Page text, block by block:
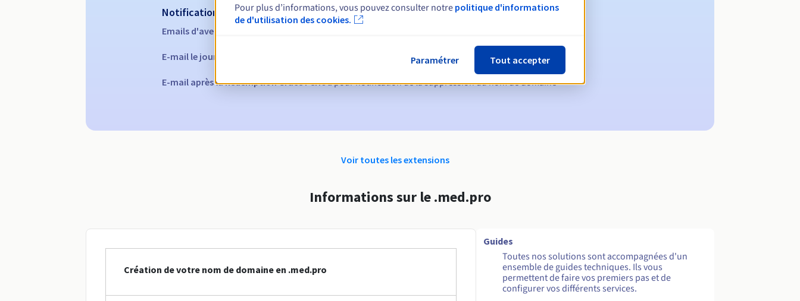
Notifications automatiques :
Emails d'avertissement :
E-mail le jour de l'expiration pour notification de la suspension du nom de domaine
E-mail après la Redemption Grace Periodpour notification de la suppression du nom de domaine
Voir toutes les extensions
Informations sur le .med.pro
Création de votre nom de domaine en .med.pro
Guides
Toutes nos solutions sont accompagnées d'un
ensemble de guides techniques. Ils vous
permettent de faire vos premiers pas et de
configurer vos différents services.
Pour plus d’informations, vous pouvez consulter notre politique d'informations
de d'utilisation des cookies.
Paramétrer Tout accepter